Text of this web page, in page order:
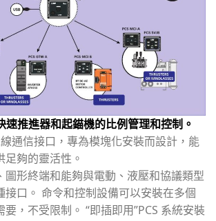
速推進器和起錨機的比例管理和控制。
線通信接口，專為模塊化安裝而設計，能
夠的靈活性。
圖形終端和能夠與電動、液壓和協議類型
接口。 命令和控制設備可以安裝在多個
，不受限制。 “即插即用”PCS 系統安裝